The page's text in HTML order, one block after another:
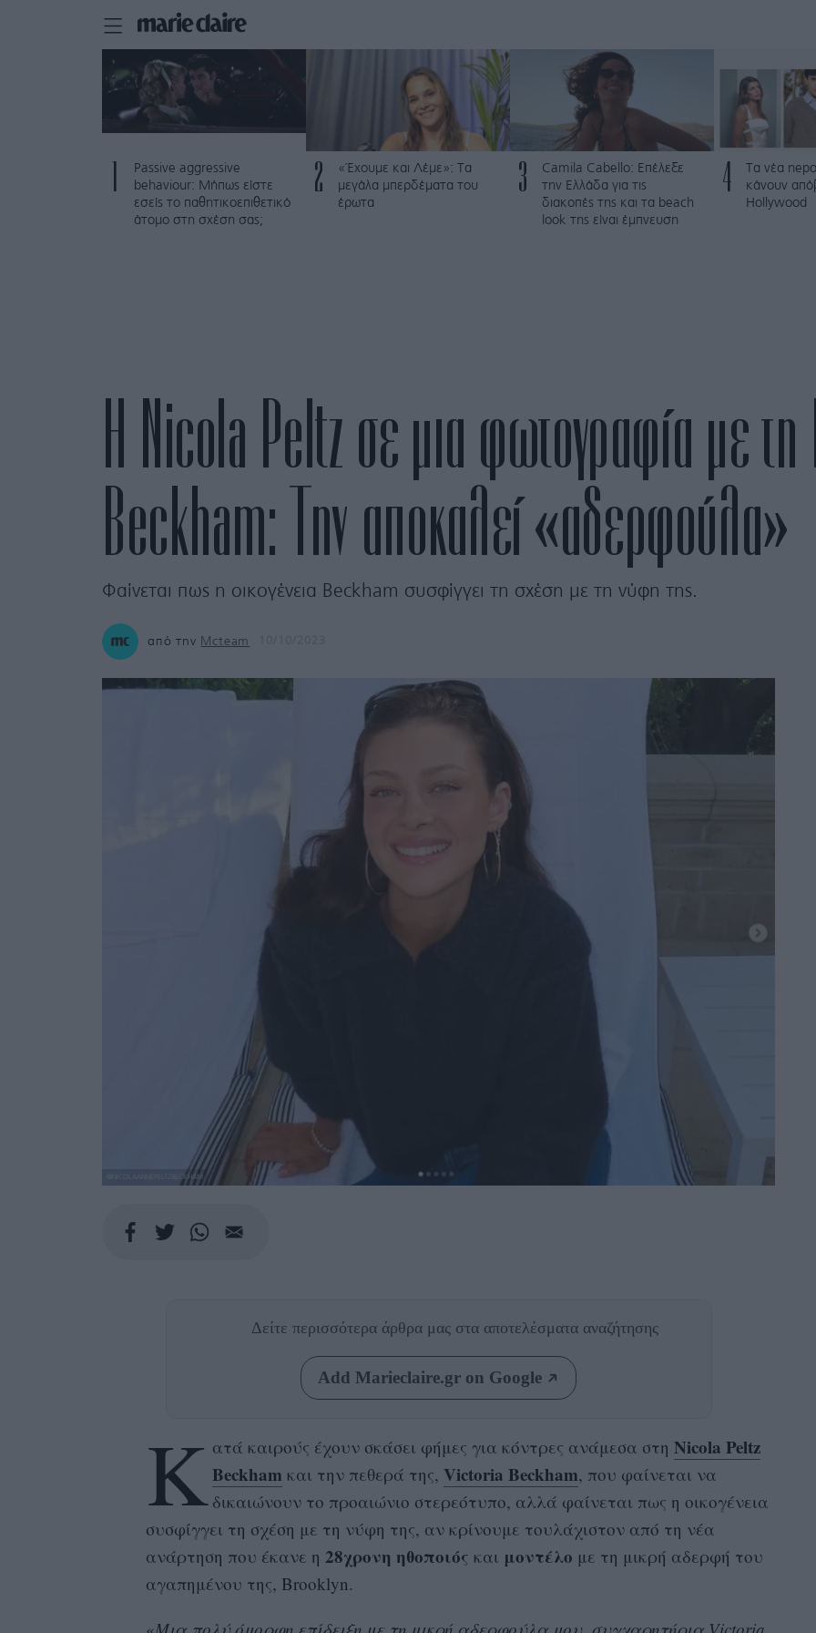
Passive aggressive
behaviour: Μήπως είστε
εσείς το παθητικοεπιθετικό
άτομο στη σχέση σας;
2
«Έχουμε και Λέμε»: Τα
μεγάλα μπερδέματα του
έρωτα
3
Camila Cabello: Επέλεξε
την Ελλάδα για τις
διακοπές της και τα beach
look της είναι έμπνευση
4
Τα νέα
κάνουν
Hollywood
Η Nicola Peltz σε μια φωτογραφία με
Beckham: Την αποκαλεί «αδερφούλα»
Φαίνεται πως η οικογένεια Beckham συσφίγγει τη σχέση με τη νύφη της.
από την Mcteam
@NICOLAANNEPELTZBECKHAM
Δείτε περισσότερα άρθρα μας στα αποτελέσματα αναζήτησης
Add Marieclaire.gr on Google
Κ ατά καιρούς έχουν σκάσει φήμες για κόντρες ανάμεσα στηNicola Peltz
Beckham και την πεθερά της,Victoria Beckham, που φαίνεται να
δικαιώνουν το προαιώνιο στερεότυπο, αλλά φαίνεται πως η οικογένεια
συσφίγγει τη σχέση με τη νύφη της, αν κρίνουμε τουλάχιστον από τη νέα
ανάρτηση που έκανε η 28χρονη ηθοποιός και μοντέλο με τη μικρή αδερφή του
αγαπημένου της, Brooklyn.